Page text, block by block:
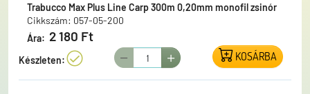
igényes. Egyrészt a rajta kialakított fül segítségével
könnyen lehet tüskére lógatni, ami a kereskők
számára jelent nagy könnyebbséget, másrészt a
csomagolás védi a zsinórt az UV sugarak ellen, így aki
Trabucco Max Plus Line Carp 300m 0,20mm monofil zsinór
Cikkszám: 057-05-200
Ára: 2 180 Ft
Készleten: KOSÁRBA